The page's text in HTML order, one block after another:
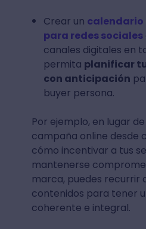
Crear un calendario
para redes sociales
canales digitales en
permita planificar
con anticipación
buyer persona.
Por ejemplo, en lugar
campaña online desde
cómo incentivar a tus
mantenerse
marca, puedes recurrir
contenidos para tener
coherente e integral.